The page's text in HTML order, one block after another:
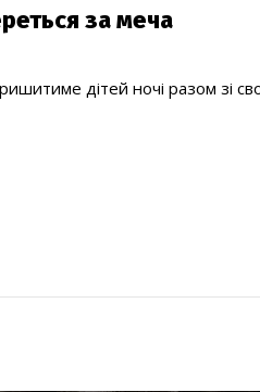
за меча
дітей ночі разом зі